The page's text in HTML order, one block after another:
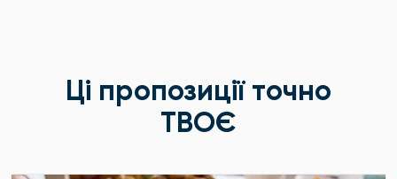
Ці пропозиції точно
ТВОЄ